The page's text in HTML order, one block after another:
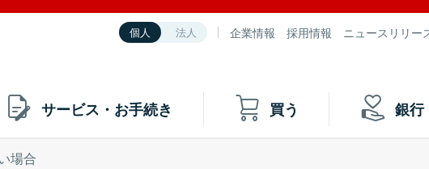
個人 法人 企業情報 採用情報 ニュースリリー
サービス・お手続き 買う 銀行
場合